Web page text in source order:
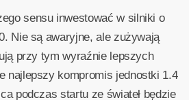
sensu inwestować w silniki o
Nie są awaryjne, ale zużywają
przy tym wyraźnie lepszych
najlepszy kompromis jednostki 1.4
podczas startu ze świateł będzie